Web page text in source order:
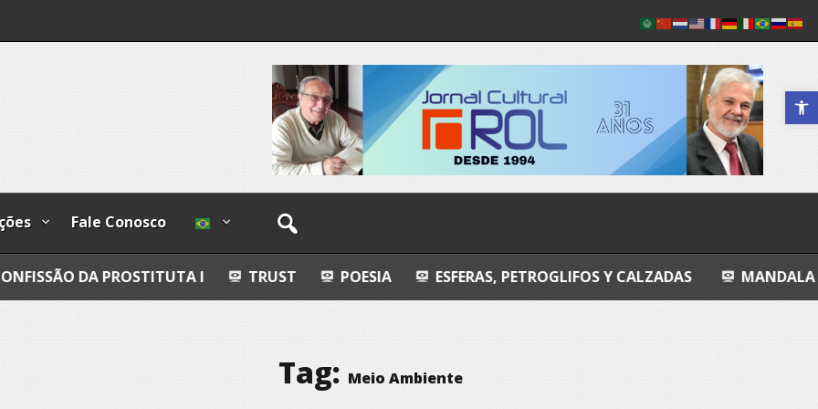
Abrir a
Fale Conosco
PROSTITUTA I TRUST POESIA ESFERAS, PETROGLIFOS Y CALZADAS MANDALA
Tag: Meio Ambiente